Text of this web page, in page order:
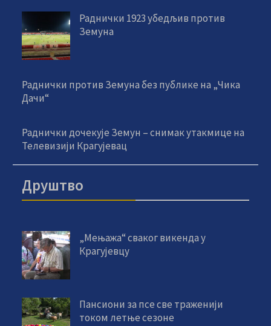
Раднички 1923 убедљив против
Земуна
Раднички против Земуна без публике на „Чика
Дачи“
Раднички дочекује Земун – снимак утакмице на
Телевизији Крагујевац
Друштво
„Мењажа“ сваког викенда у
Крагујевцу
Пансиони за псе све траженији
током летње сезоне